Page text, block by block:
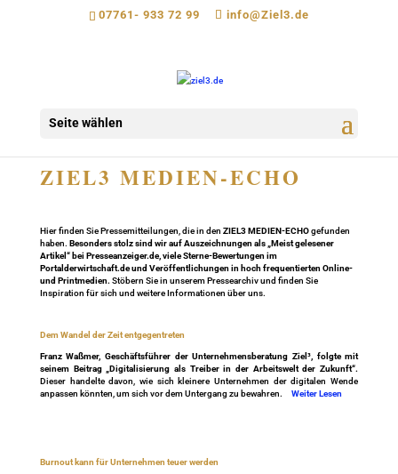
07761- 933 72 99 info@Ziel3.de
Seite wählen
ZIEL3 MEDIEN-ECHO
Hier finden Sie Pressemitteilungen, die in den ZIEL3 MEDIEN-ECHOgefunden
haben. Besonders stolz sind wir auf Auszeichnungen als „Meist gelesener
Artikel“ bei Presseanzeiger.de, viele Sterne-Bewertungen im
Portalderwirtschaft.de und Veröffentlichungen in hoch frequentierten Online-
und Printmedien. Stöbern Sie in unserem Pressearchiv und finden Sie
Inspiration für sich und weitere Informationen über uns.
Dem Wandel der Zeit entgegentreten
Franz Waßmer, Geschäftsführer der Unternehmensberatung Ziel³, folgte mit
seinem Beitrag „Digitalisierung als Treiber in der Arbeitswelt der Zukunft“.
Dieser handelte davon, wie sich kleinere Unternehmen der digitalen Wende
anpassen könnten, um sich vor dem Untergang zu bewahren. Weiter Lesen
Burnout kann für Unternehmen teuer werden